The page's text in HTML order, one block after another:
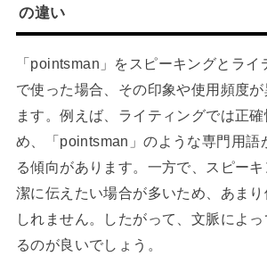
の違い
「pointsman」をスピーキングとラ
で使った場合、その印象や使用頻度
ます。例えば、ライティングでは正
め、「pointsman」のような専門用語
る傾向があります。一方で、スピー
潔に伝えたい場合が多いため、あま
しれません。したがって、文脈によ
るのが良いでしょう。